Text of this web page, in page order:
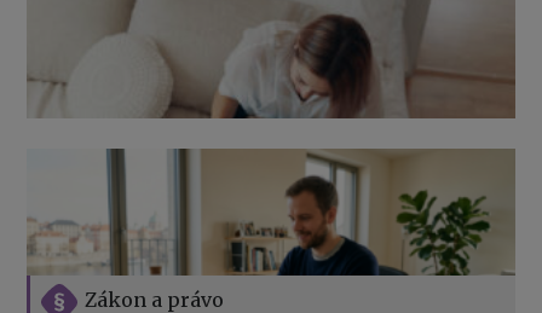
Zákon a právo